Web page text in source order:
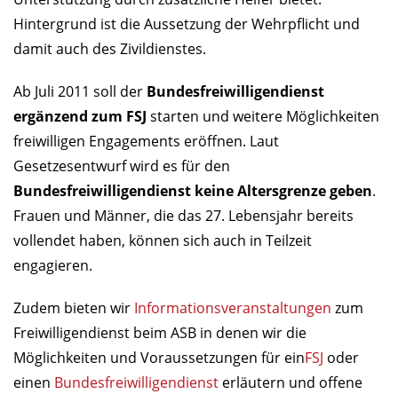
Hintergrund ist die Aussetzung der Wehrpflicht und
damit auch des Zivildienstes.
Ab Juli 2011 soll der Bundesfreiwilligendienst
ergänzend zum FSJ starten und weitere Möglichkeiten
freiwilligen Engagements eröffnen. Laut
Gesetzesentwurf wird es für den
Bundesfreiwilligendienst keine Altersgrenze geben.
Frauen und Männer, die das 27. Lebensjahr bereits
vollendet haben, können sich auch in Teilzeit
engagieren.
Zudem bieten wir Informationsveranstaltungen zum
Freiwilligendienst beim ASB in denen wir die
Möglichkeiten und Voraussetzungen für einFSJ oder
einen Bundesfreiwilligendienst erläutern und offene